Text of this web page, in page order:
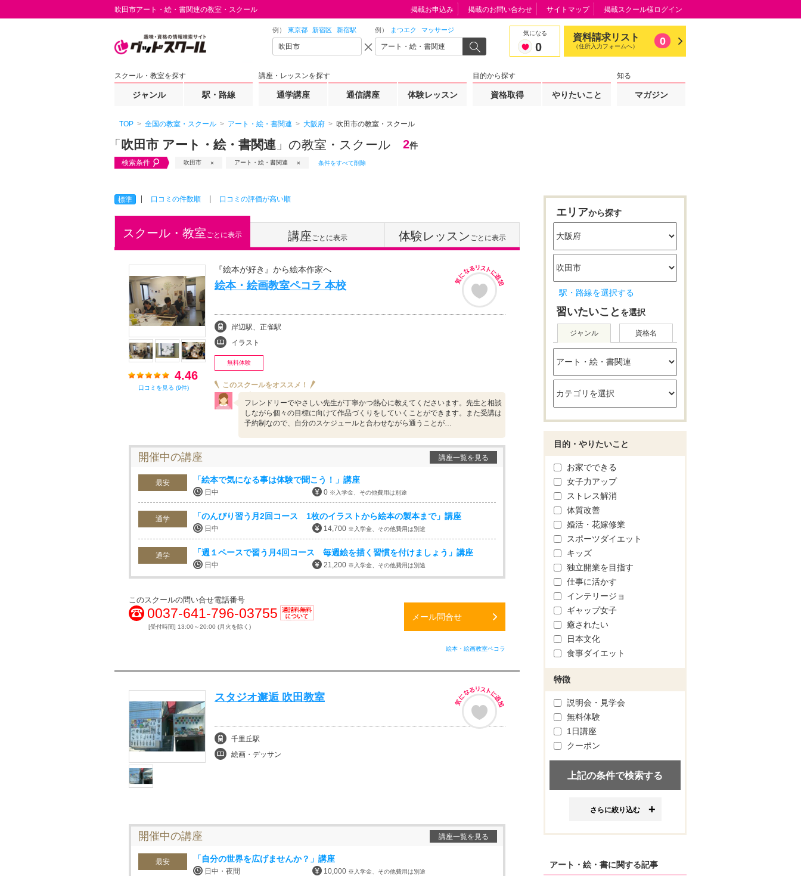
吹田市アート・絵・書関連の教室・スクール
例） 東京都 新宿区 新宿駅 例） まつエク マッサージ 気になる
0
資料請求リスト
（住所入力フォームへ） 0
スクール・教室を探す
ジャンル 駅・路線
講座・レッスンを探す
通学講座 通信講座 体験レッスン
目的から探す
資格取得 やりたいこと
知る
マガジン
掲載お申込み 掲載のお問い合わせ サイトマップ 掲載スクール様ログイン
TOP 全国の教室・スクール アート・絵・書関連 大阪府 吹田市の教室・スクール
「 吹田市 アート・絵・書関連 」の教室・スクール 2件
検索条件 吹田市 アート・絵・書関連 条件をすべて削除
標準 口コミの件数順 口コミの評価が高い順
スクール・教室ごとに表示 講座ごとに表示 体験レッスンごとに表示
4.46
口コミを見る (9件)
『絵本が好き』から絵本作家へ
絵本・絵画教室ペコラ 本校
岸辺駅、正雀駅
イラスト
無料体験
このスクールをオススメ！
フレンドリーでやさしい先生が丁寧かつ熱心に教えてくださいます。先生と相談
しながら個々の目標に向けて作品づくりをしていくことができます。また受講は
予約制なので、自分のスケジュールと合わせながら通うことが…
開催中の講座 講座一覧を見る
最安 「絵本で気になる事は体験で聞こう！」講座
日中 0 ※入学金、その他費用は別途
通学 「のんびり習う月2回コース 1枚のイラストから絵本の製本まで」講座
日中 14,700 ※入学金、その他費用は別途
通学 「週１ペースで習う月4回コース 毎週絵を描く習慣を付けましょう」講座
日中 21,200 ※入学金、その他費用は別途
このスクールの問い合せ電話番号
0037-641-796-03755
[受付時間] 13:00～20:00 (月火を除く)
メール問合せ
絵本・絵画教室ペコラ
スタジオ邂逅 吹田教室
千里丘駅
絵画・デッサン
開催中の講座 講座一覧を見る
最安 「自分の世界を広げませんか？」講座
日中・夜間 10,000 ※入学金、その他費用は別途
エリアから探す
駅・路線を選択する
習いたいこと を選択
ジャンル 資格名
目的・やりたいこと
お家でできる
女子力アップ
ストレス解消
体質改善
婚活・花嫁修業
スポーツダイエット
キッズ
独立開業を目指す
仕事に活かす
インテリージョ
ギャップ女子
癒されたい
日本文化
食事ダイエット
特徴
説明会・見学会
無料体験
1日講座
クーポン
さらに絞り込む
アート・絵・書に関する記事